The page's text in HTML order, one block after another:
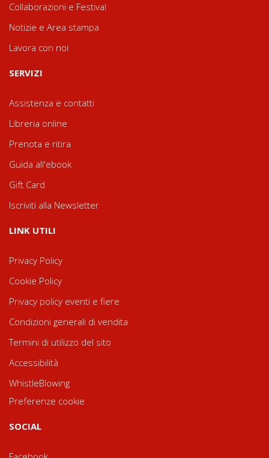
Collaborazioni e Festival
Notizie e Area stampa
Lavora con noi
SERVIZI
Assistenza e contatti
Libreria online
Prenota e ritira
Guida all'ebook
Gift Card
Iscriviti alla Newsletter
LINK UTILI
Privacy Policy
Cookie Policy
Privacy policy eventi e fiere
Condizioni generali di vendita
Termini di utilizzo del sito
Accessibilità
WhistleBlowing
Preferenze cookie
SOCIAL